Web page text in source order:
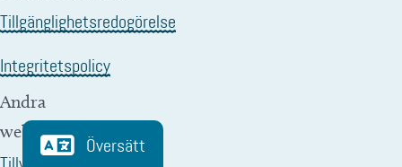
Tillgänglighetsredogörelse
Integritetspolicy
Andra
webbplatser
Översätt